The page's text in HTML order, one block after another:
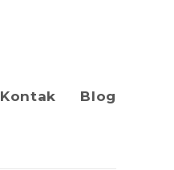
Kontak Blog